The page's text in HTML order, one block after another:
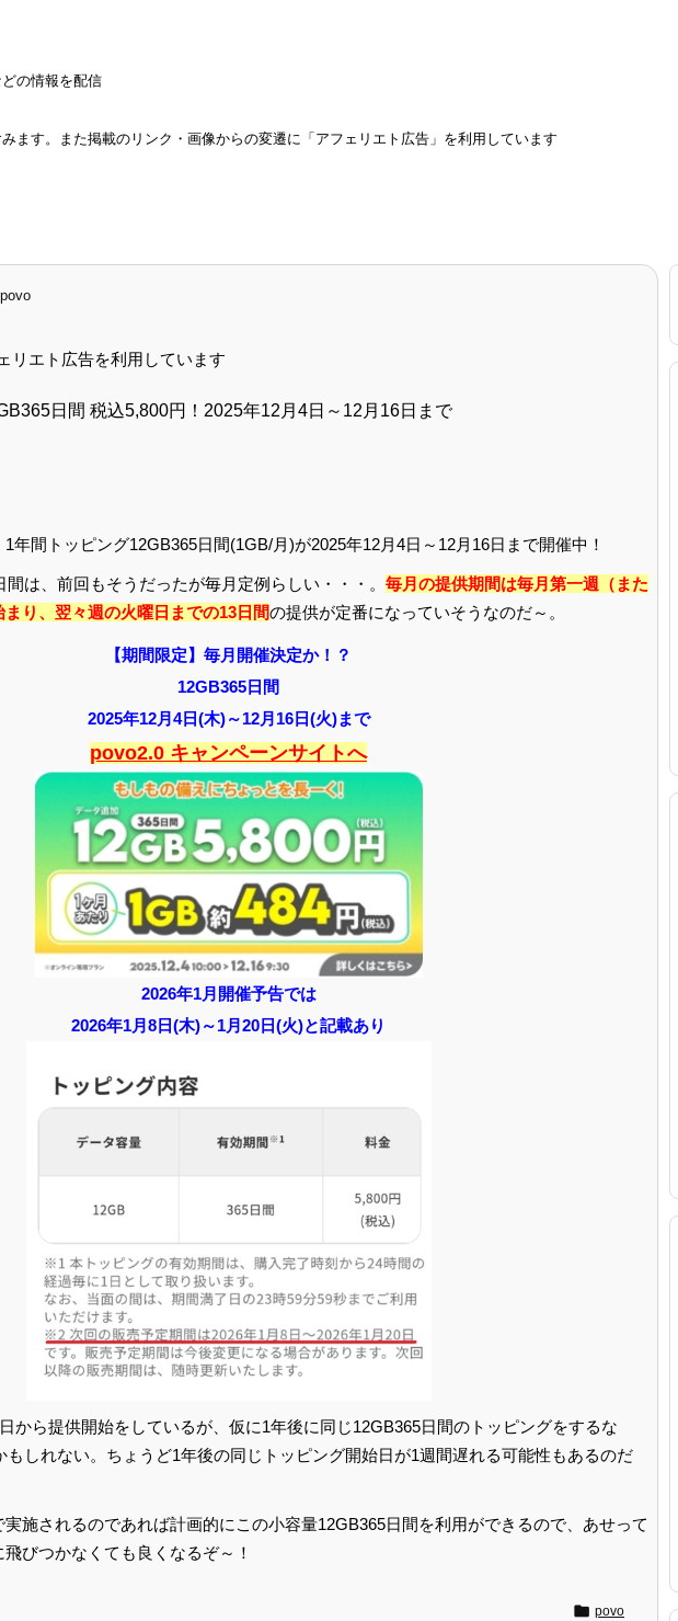
の情報を配信
ます。また掲載のリンク・画像からの変遷に「アフェリエト広告」を利用しています
povo
リエト広告を利用しています
日間 税込5,800円！2025年12月4日～12月16日まで
年間トッピング12GB365日間(1GB/月)が2025年12月4日～12月16日まで開催中！
は、前回もそうだったが毎月定例らしい・・・。 毎月の提供期間は毎月第一週（また
り、翌々週の火曜日までの13日間の提供が定番になっていそうなのだ～。
【期間限定】毎月開催決定か！？
12GB365日間
2025年12月4日(木)～12月16日(火)まで
povo2.0 キャンペーンサイトへ
2026年1月開催予告では
2026年1月8日(木)～1月20日(火)と記載あり
から提供開始をしているが、仮に1年後に同じ12GB365日間のトッピングをするな
もしれない。ちょうど1年後の同じトッピング開始日が1週間遅れる可能性もあるのだ
施されるのであれば計画的にこの小容量12GB365日間を利用ができるので、あせって
びつかなくても良くなるぞ～！
 povo